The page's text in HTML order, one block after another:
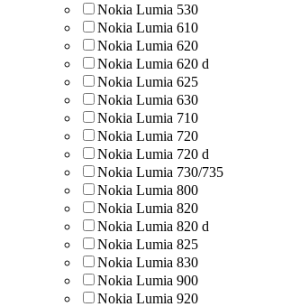
Nokia Lumia 530
Nokia Lumia 610
Nokia Lumia 620
Nokia Lumia 620 d
Nokia Lumia 625
Nokia Lumia 630
Nokia Lumia 710
Nokia Lumia 720
Nokia Lumia 720 d
Nokia Lumia 730/735
Nokia Lumia 800
Nokia Lumia 820
Nokia Lumia 820 d
Nokia Lumia 825
Nokia Lumia 830
Nokia Lumia 900
Nokia Lumia 920